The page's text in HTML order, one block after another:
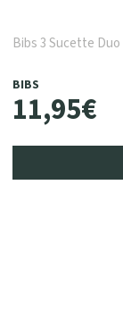
Bibs 3 Sucette
BIBS
11,95€